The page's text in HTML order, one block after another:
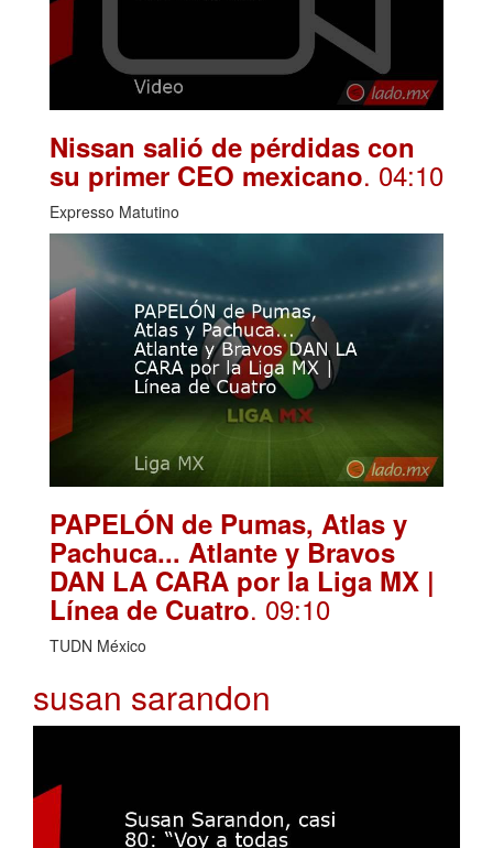
Nissan salió de pérdidas con
su primer CEO mexicano. 04:10
Expresso Matutino
PAPELÓN de Pumas, Atlas y
Pachuca... Atlante y Bravos
DAN LA CARA por la Liga MX |
Línea de Cuatro. 09:10
TUDN México
susan sarandon